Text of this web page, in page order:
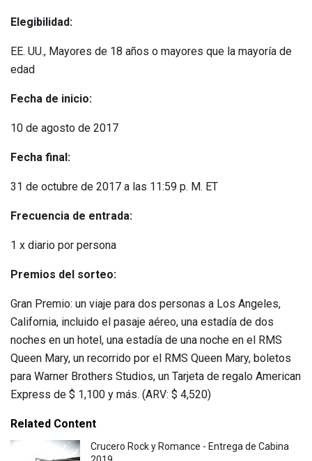
Elegibilidad:
EE. UU., Mayores de 18 años o mayores que la mayoría de
edad
Fecha de inicio:
10 de agosto de 2017
Fecha final:
31 de octubre de 2017 a las 11:59 p. M. ET
Frecuencia de entrada:
1 x diario por persona
Premios del sorteo:
Gran Premio: un viaje para dos personas a Los Angeles,
California, incluido el pasaje aéreo, una estadía de dos
noches en un hotel, una estadía de una noche en el RMS
Queen Mary, un recorrido por el RMS Queen Mary, boletos
para Warner Brothers Studios, un Tarjeta de regalo American
Express de $ 1,100 y más. (ARV: $ 4,520)
Related Content
Crucero Rock y Romance - Entrega de Cabina